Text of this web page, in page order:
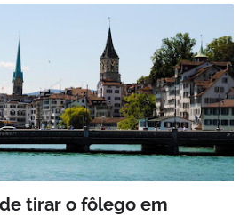
tirar o fôlego em